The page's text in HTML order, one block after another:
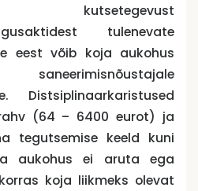
kutsetegevust
tulenevate
eest võib koja aukohus
Distsiplinaarkaristused
(64 – 6400 eurot) ja
tegutsemise keeld kuni
aukohus ei aruta ega
koja liikmeks olevat